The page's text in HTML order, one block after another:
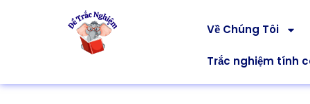
Về Chúng Tôi
Trắc nghiệm tính